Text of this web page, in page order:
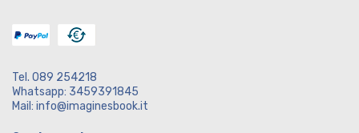
Tel. 089 254218
Whatsapp: 3459391845
Mail: info@imaginesbook.it